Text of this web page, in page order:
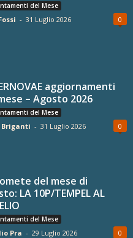
del Mese
- 31 Luglio 2026 0
aggiornamenti
– Agosto 2026
del Mese
Briganti - 31 Luglio 2026 0
del mese di
LA 10P/TEMPEL AL
del Mese
Pra - 29 Luglio 2026 0